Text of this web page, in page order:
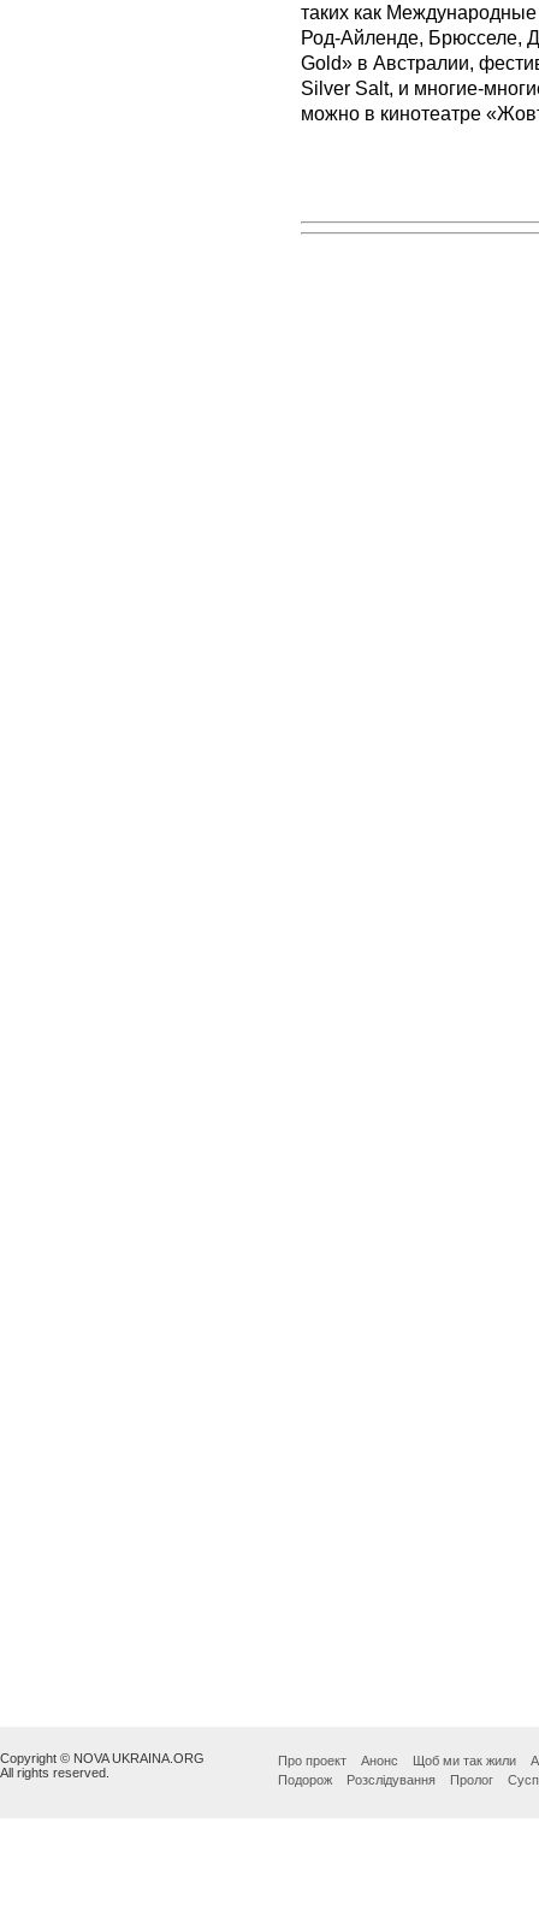
таких как
Род-Айленде, Брюсселе,
Gold» в Австралии,
Silver Salt, и многие-
можно в кинотеатре
Copyright © NOVA UKRAINA.ORG
All rights reserved.
Про проект Анонс Щоб ми так жили
Подорож
Розслідування Пролог